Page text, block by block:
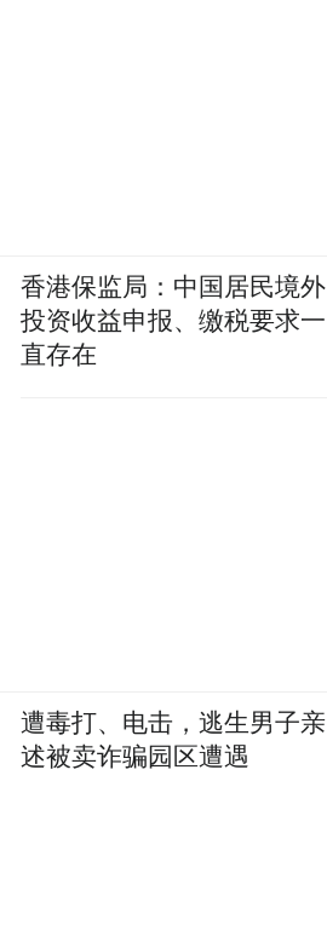
香港保监局：中国居民境外
投资收益申报、缴税要求一
直存在
遭毒打、电击，逃生男子亲
述被卖诈骗园区遭遇